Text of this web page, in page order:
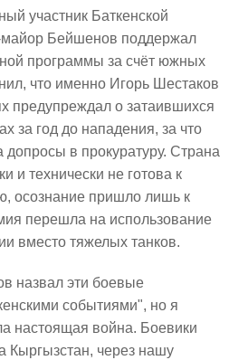
участник Баткенской
майор Бейшенов поддержал
программы за счёт южных
что именно Игорь Шестаков
предупреждал о затаившихся
за год до нападения, за что
в прокуратуру. Страна
и технически не готова к
осознание пришло лишь к
перешла на использование
вместо тяжелых танков.
назвал эти боевые
событиями", но я
настоящая война. Боевики
Кыргызстан, через нашу